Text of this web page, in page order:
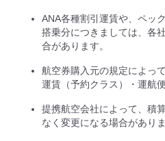
ANA各種割引運賃や、ペッ
搭乗分につきましては、各
合があります。
航空券購入元の規定によっ
運賃（予約クラス）・運航
提携航空会社によって、積
なく変更になる場合がありま